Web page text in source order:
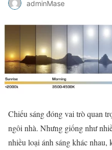
adminMase
Chiếu sáng đóng vai trò quan
ngôi nhà. Nhưng giống như
nhiều loại ánh sáng khác